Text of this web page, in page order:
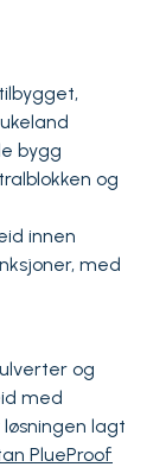
bygg
og
innen
med
og
med
lagt
PlueProof